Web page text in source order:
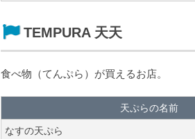
TEMPURA 天天
食べ物（てんぷら）が買えるお店。
天ぷらの名前
なすの天ぷら